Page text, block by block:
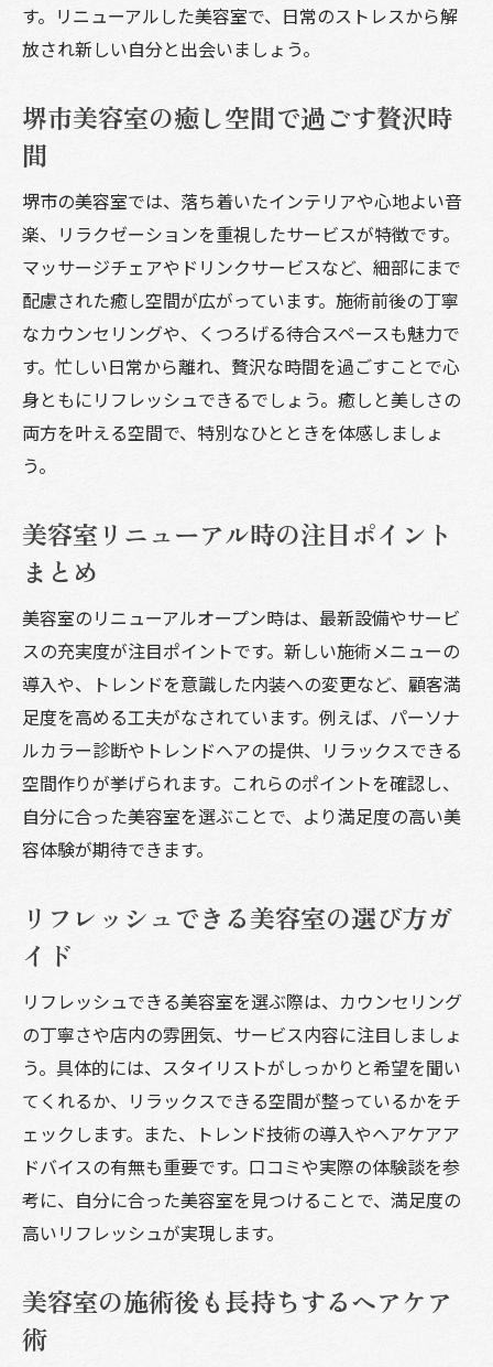
す。リニューアルした美容室で、日常のストレスから解
放され新しい自分と出会いましょう。
堺市美容室の癒し空間で過ごす贅沢時
間
堺市の美容室では、落ち着いたインテリアや心地よい音
楽、リラクゼーションを重視したサービスが特徴です。
マッサージチェアやドリンクサービスなど、細部にまで
配慮された癒し空間が広がっています。施術前後の丁寧
なカウンセリングや、くつろげる待合スペースも魅力で
す。忙しい日常から離れ、贅沢な時間を過ごすことで心
身ともにリフレッシュできるでしょう。癒しと美しさの
両方を叶える空間で、特別なひとときを体感しましょ
う。
美容室リニューアル時の注目ポイント
まとめ
美容室のリニューアルオープン時は、最新設備やサービ
スの充実度が注目ポイントです。新しい施術メニューの
導入や、トレンドを意識した内装への変更など、顧客満
足度を高める工夫がなされています。例えば、パーソナ
ルカラー診断やトレンドヘアの提供、リラックスできる
空間作りが挙げられます。これらのポイントを確認し、
自分に合った美容室を選ぶことで、より満足度の高い美
容体験が期待できます。
リフレッシュできる美容室の選び方ガ
イド
リフレッシュできる美容室を選ぶ際は、カウンセリング
の丁寧さや店内の雰囲気、サービス内容に注目しましょ
う。具体的には、スタイリストがしっかりと希望を聞い
てくれるか、リラックスできる空間が整っているかをチ
ェックします。また、トレンド技術の導入やヘアケアア
ドバイスの有無も重要です。口コミや実際の体験談を参
考に、自分に合った美容室を見つけることで、満足度の
高いリフレッシュが実現します。
美容室の施術後も長持ちするヘアケア
術